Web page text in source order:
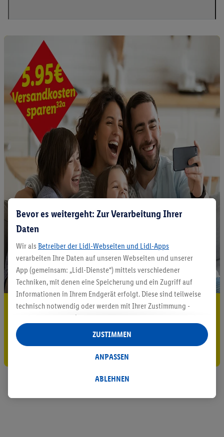
5.95 € Versand sparen³²ᵃ
Jetzt zum Newsletter anmelden
Gutschein sichern!
Bevor es weitergeht: Zur Verarbeitung Ihrer
Daten
Wir als Betreiber der Lidl-Webseiten und Lidl-Apps
verarbeiten Ihre Daten auf unseren Webseiten und unserer
App (gemeinsam: „Lidl-Dienste“) mittels verschiedener
Techniken, mit denen eine Speicherung und ein Zugriff auf
Informationen in Ihrem Endgerät erfolgt. Diese sind teilweise
technisch notwendig oder werden mit Ihrer Zustimmung -
auch durch Partner (u.a.
Verantwortliche; im Zusammenhang mit dem IAB TCF
insgesamt
Statistik-Erstellung oder für personalisierte Werbung
Datenverarbeitungen für personalisierte Werbung werden
ABLEHNEN
ANPASSEN
ZUSTIMMEN